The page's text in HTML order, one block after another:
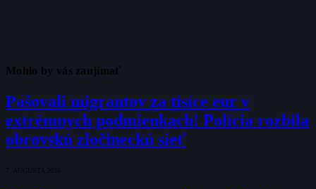
Mohlo by vás zaujímať
Pašovali migrantov za tisíce eur v
extrémnych podmienkach! Polícia rozbila
obrovskú zločineckú sieť
7. AUGUSTA 2026